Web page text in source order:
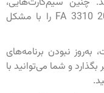
می‌توانند آنتن‌دهی تلفن همراه نوکیا FA 3310 2017 را با مشکل
به‌روز نبودن برنامه‌های
و شما می‌توانید با